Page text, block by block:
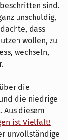
sind.
unschuldig,
dass
wollen, zu
wechseln,
die
die niedrige
Aus diesem
ist Vielfalt!
unvollständige